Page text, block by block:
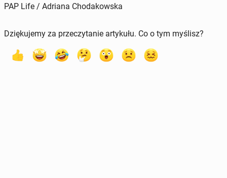
PAP Life / Adriana Chodakowska
Dziękujemy za przeczytanie artykułu. Co o tym myślisz?